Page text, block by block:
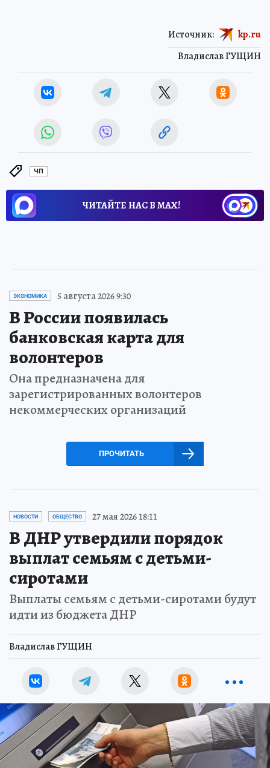
Владислав ГУЩИН
Источник: kp.ru
ЧП
ЧИТАЙТЕ НАС В МАХ!
ЭКОНОМИКА 5 августа 2026 9:30
В России появилась
банковская карта для
волонтеров
Она предназначена для
зарегистрированных волонтеров
некоммерческих организаций
ПРОЧИТАТЬ
НОВОСТИ ОБЩЕСТВО 27 мая 2026 18:11
В ДНР утвердили порядок
выплат семьям с детьми-
сиротами
Выплаты семьям с детьми-сиротами будут
идти из бюджета ДНР
Владислав ГУЩИН